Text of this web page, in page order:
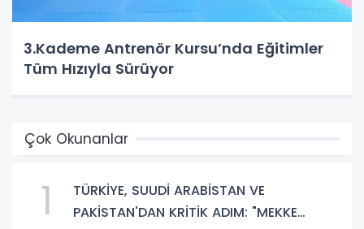
3.Kademe Antrenör Kursu’nda Eğitimler
Tüm Hızıyla Sürüyor
Çok Okunanlar
1
TÜRKİYE, SUUDİ ARABİSTAN VE
PAKİSTAN'DAN KRİTİK ADIM: "MEKKE